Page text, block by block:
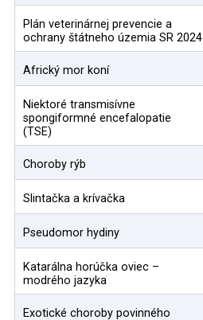
Plán veterinárnej prevencie a
ochrany štátneho územia SR 2024
Africký mor koní
Niektoré transmisívne
spongiformné encefalopatie
(TSE)
Choroby rýb
Slintačka a krívačka
Pseudomor hydiny
Katarálna horúčka oviec –
modrého jazyka
Exotické choroby povinného